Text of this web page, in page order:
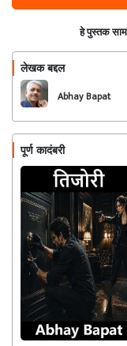
हे पुस्तक
लेखक बद्दल
Abhay Bapat
पूर्ण कादंबरी